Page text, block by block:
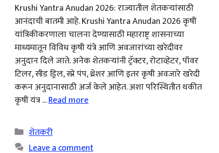
Krushi Yantra Anudan 2026: राज्यातील शेतकऱ्यांसाठी
आनंदाची बातमी आहे. Krushi Yantra Anudan 2026 कृषी
यांत्रिकीकरणाला चालना देण्यासाठी महाराष्ट्र शासनाच्या
माध्यमातून विविध कृषी यंत्रे आणि अवजारांच्या खरेदीवर
अनुदान दिले जाते. अनेक शेतकऱ्यांनी ट्रॅक्टर, रोटाव्हेटर, पॉवर
टिलर, सीड ड्रिल, स्प्रे पंप, थ्रेशर आणि इतर कृषी अवजारे खरेदी
करून अनुदानासाठी अर्ज केले आहेत. अशा परिस्थितीत थकीत
कृषी यंत्र …Read more
Categories
शेतकरी
Leave a comment